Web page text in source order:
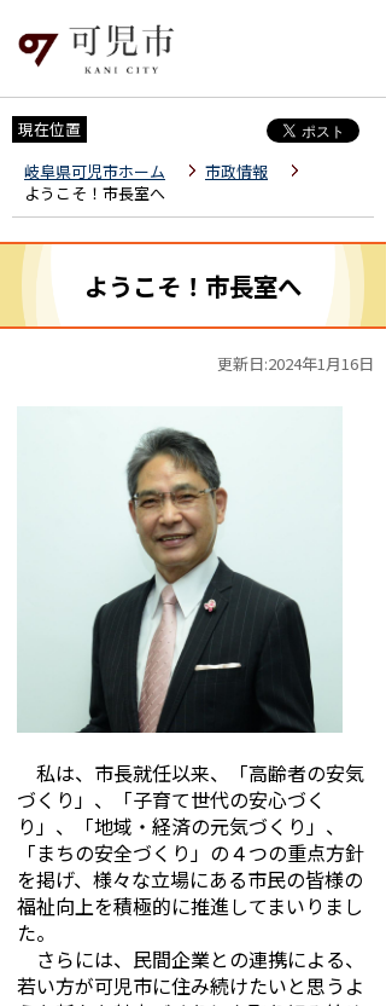
現在位置
岐阜県可児市ホーム
市政情報
ようこそ！市長室へ
ようこそ！市長室へ
更新日:2024年1月16日
私は、市長就任以来、「高齢者の安気
づくり」、「子育て世代の安心づく
り」、「地域・経済の元気づくり」、
「まちの安全づくり」の４つの重点方針
を掲げ、様々な立場にある市民の皆様の
福祉向上を積極的に推進してまいりまし
た。
さらには、民間企業との連携による、
若い方が可児市に住み続けたいと思うよ